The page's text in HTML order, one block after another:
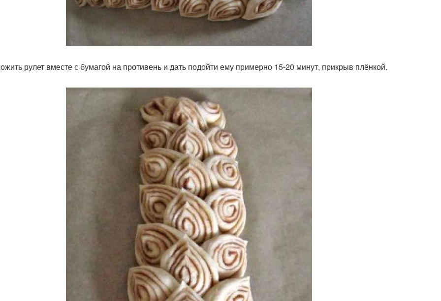
рулет вместе с бумагой на противень и дать подойти ему примерно 15-20 минут, прикрыв плёнкой.